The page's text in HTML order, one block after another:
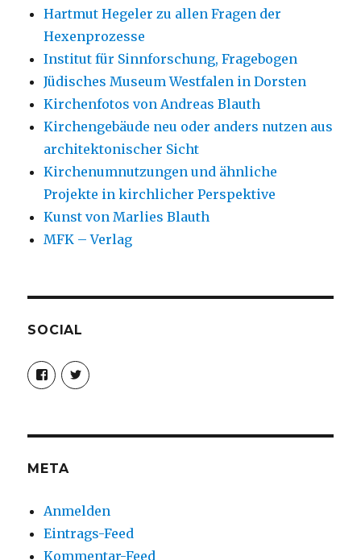
Hartmut Hegeler zu allen Fragen der
Hexenprozesse
Institut für Sinnforschung, Fragebogen
Jüdisches Museum Westfalen in Dorsten
Kirchenfotos von Andreas Blauth
Kirchengebäude neu oder anders nutzen aus
architektonischer Sicht
Kirchenumnutzungen und ähnliche
Projekte in kirchlicher Perspektive
Kunst von Marlies Blauth
MFK – Verlag
SOCIAL
Profil
von
christoph.fleischer1
anzeigen
Profil
von
anzeigen
META
Anmelden
Eintrags-Feed
Kommentar-Feed